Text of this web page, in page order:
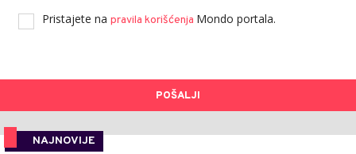
Pristajete na pravila korišćenja Mondo portala.
POŠALJI
NAJNOVIJE